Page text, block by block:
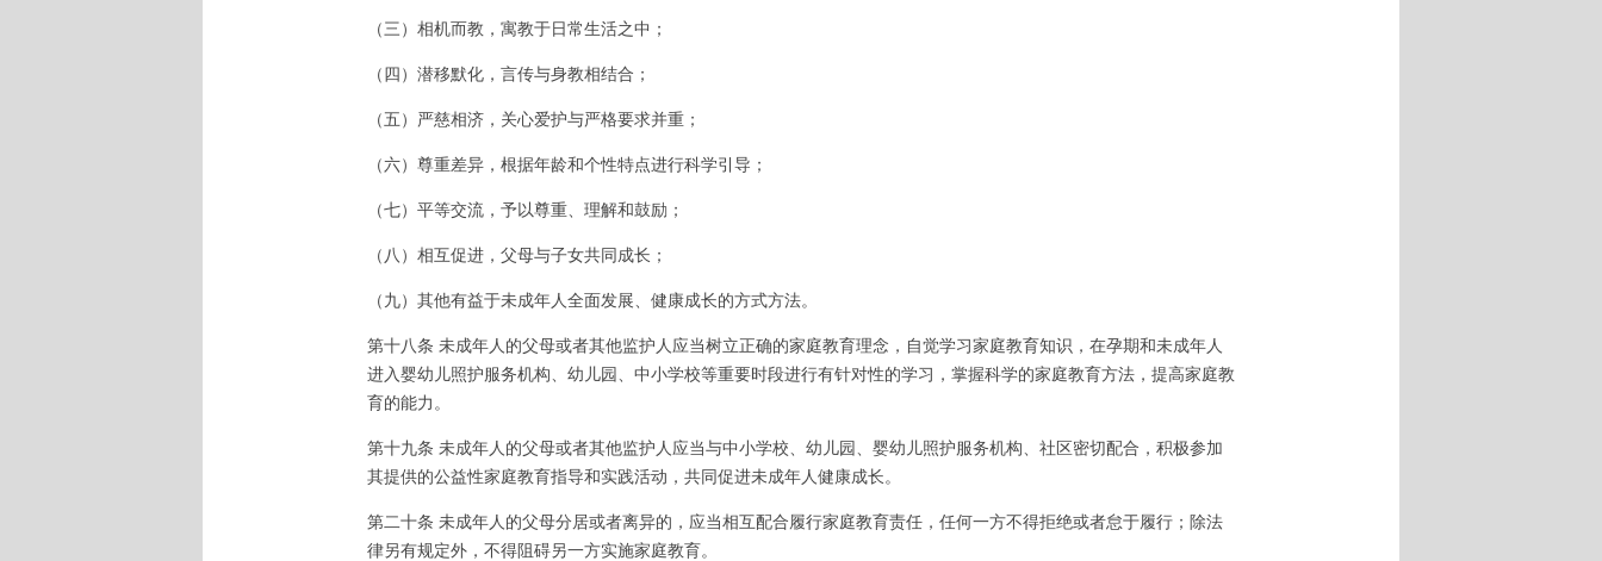
（三）相机而教，寓教于日常生活之中；
（四）潜移默化，言传与身教相结合；
（五）严慈相济，关心爱护与严格要求并重；
（六）尊重差异，根据年龄和个性特点进行科学引导；
（七）平等交流，予以尊重、理解和鼓励；
（八）相互促进，父母与子女共同成长；
（九）其他有益于未成年人全面发展、健康成长的方式方法。
第十八条 未成年人的父母或者其他监护人应当树立正确的家庭教育理念，自觉学习家庭教育知识，在孕期和未成年人
进入婴幼儿照护服务机构、幼儿园、中小学校等重要时段进行有针对性的学习，掌握科学的家庭教育方法，提高家庭教
育的能力。
第十九条 未成年人的父母或者其他监护人应当与中小学校、幼儿园、婴幼儿照护服务机构、社区密切配合，积极参加
其提供的公益性家庭教育指导和实践活动，共同促进未成年人健康成长。
第二十条 未成年人的父母分居或者离异的，应当相互配合履行家庭教育责任，任何一方不得拒绝或者怠于履行；除法
律另有规定外，不得阻碍另一方实施家庭教育。